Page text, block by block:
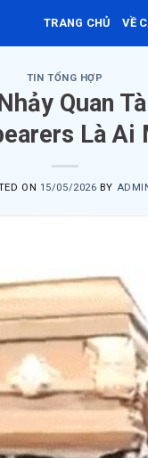
TRANG CHỦ VỀ
TIN TỔNG HỢP
Quan
Là Ai
ON 15/05/2026 BY